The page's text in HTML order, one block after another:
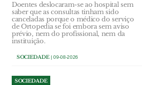
Doentes deslocaram-se ao hospital sem
saber que as consultas tinham sido
canceladas porque o médico do serviço
de Ortopedia se foi embora sem aviso
prévio, nem do profissional, nem da
instituição.
SOCIEDADE| 09-08-2026
SOCIEDADE